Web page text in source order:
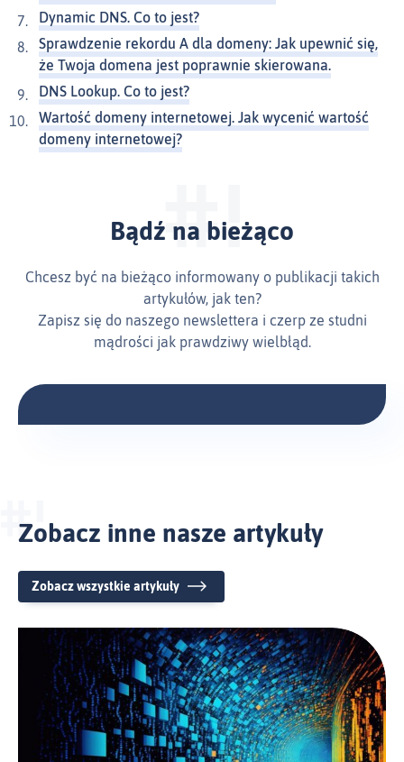
Dynamic DNS. Co to jest?
Sprawdzenie rekordu A dla domeny: Jak upewnić się,
że Twoja domena jest poprawnie skierowana.
DNS Lookup. Co to jest?
Wartość domeny internetowej. Jak wycenić wartość
domeny internetowej?
Bądź na bieżąco
Chcesz być na bieżąco informowany o publikacji takich
artykułów, jak ten?
Zapisz się do naszego newslettera i czerp ze studni
mądrości jak prawdziwy wielbłąd.
Zobacz inne nasze artykuły
Zobacz wszystkie artykuły